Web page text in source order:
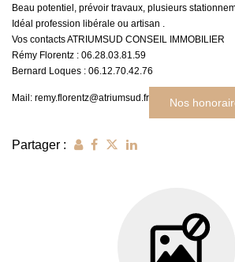
Beau potentiel, prévoir travaux, plusieurs
Idéal profession libérale ou artisan .
Vos contacts ATRIUMSUD CONSEIL IMMOBILIER
Rémy Florentz : 06.28.03.81.59
Bernard Loques : 06.12.70.42.76
Mail: remy.florentz@atriumsud.fr Nos
Partager :